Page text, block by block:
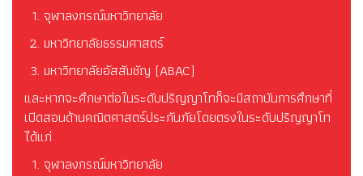
จุฬาลงกรณ์มหาวิทยาลัย
มหาวิทยาลัยธรรมศาสตร์
มหาวิทยาลัยอัสสัมชัญ (ABAC)
และหากจะศึกษาต่อในระดับปริญญาโทก็จะมีสถาบันการศึกษาที่
เปิดสอนด้านคณิตศาสตร์ประกันภัยโดยตรงในระดับปริญญาโท
ได้แก่
จุฬาลงกรณ์มหาวิทยาลัย